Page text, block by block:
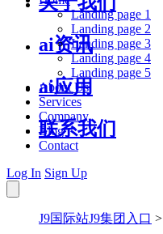
ai资讯
ai应用
联系我们
Landing page 1
Landing page 2
Landing page 3
Landing page 4
Landing page 5
About Us
Services
Company
Blog
Contact
Log In Sign Up
J9国际站J9集团入口 >